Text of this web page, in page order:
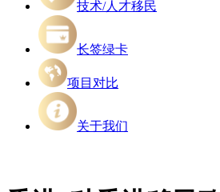
技术/人才移民
长签绿卡
项目对比
关于我们